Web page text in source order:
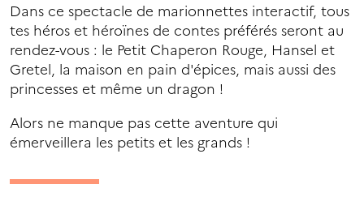
Dans ce spectacle de marionnettes interactif, tous
tes héros et héroïnes de contes préférés seront au
rendez-vous : le Petit Chaperon Rouge, Hansel et
Gretel, la maison en pain d'épices, mais aussi des
princesses et même un dragon !
Alors ne manque pas cette aventure qui
émerveillera les petits et les grands !